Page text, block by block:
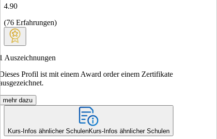
4.90
(76 Erfahrungen)
Auszeichnungen
Profil ist mit einem Award order einem Zertifikate
mehr dazu
Kurs-Infos ähnlicher SchulenKurs-Infos ähnlicher Schulen